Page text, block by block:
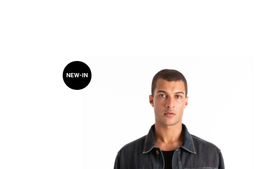
NEW-IN